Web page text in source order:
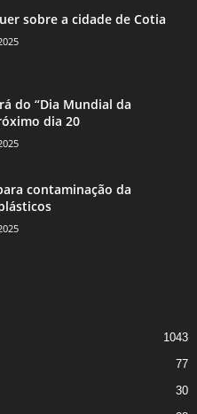
sobre a cidade de Cotia
do “Dia Mundial da
dia 20
contaminação da
1043
77
30